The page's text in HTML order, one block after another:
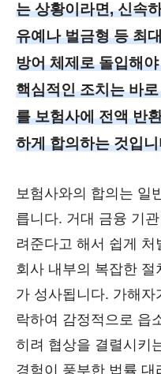
는 상황이라면, 신속
유예나 벌금형 등 최
방어 체제로 돌입해
핵심적인 조치는 바
를 보험사에 전액 반
하게 합의하는 것입
보험사와의 합의는 일
릅니다. 거대 금융 기
려준다고 해서 쉽게
회사 내부의 복잡한 절
가 성사됩니다. 가해
락하여 감정적으로 읍
히려 협상을 결렬시키
경험이 풍부한 법률 대